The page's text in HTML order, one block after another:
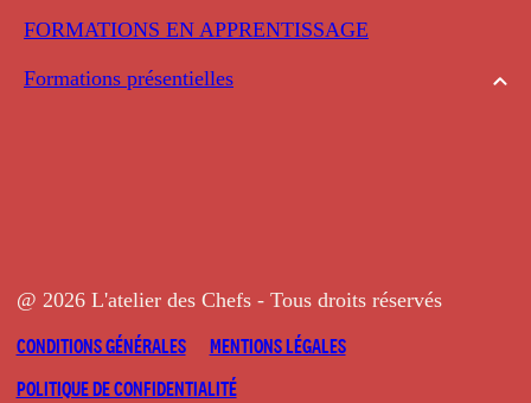
FORMATIONS EN APPRENTISSAGE
Formations présentielles
@ 2026 L'atelier des Chefs - Tous droits réservés
CONDITIONS GÉNÉRALES
MENTIONS LÉGALES
POLITIQUE DE CONFIDENTIALITÉ